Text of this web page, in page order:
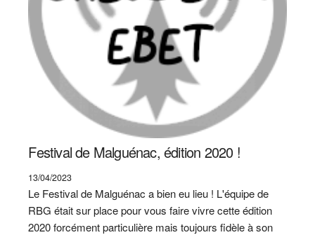
Festival de Malguénac, édition 2020 !
13/04/2023
Le Festival de Malguénac a bien eu lieu ! L'équipe de
RBG était sur place pour vous faire vivre cette édition
2020 forcément particulière mais toujours fidèle à son